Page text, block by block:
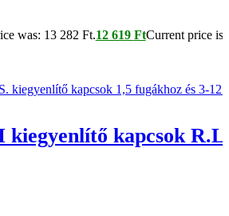
was: 13 282 Ft.12 619 FtCurrent price
kapcsok